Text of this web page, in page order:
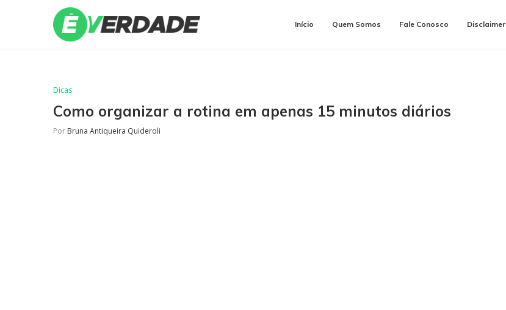
Início Quem Somos Fale Conosco Disclaimer
Dicas
Como organizar a rotina em apenas 15 minutos diários
Por Bruna Antiqueira Quideroli